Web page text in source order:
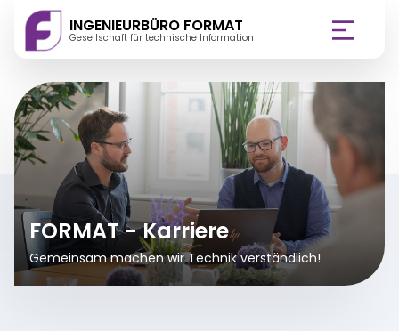
INGENIEURBÜRO FORMAT
Gesellschaft für technische Information
ÜBER UNS
LEISTUNGEN
REFERENZEN
KARRIERE(AKTUELLE SEITE)
QUANOS
FORMAT - Karriere
Gemeinsam machen wir Technik verständlich!